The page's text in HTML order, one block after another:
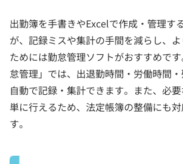
出勤簿を手書きやExcelで作成・管理す
が、記録ミスや集計の手間を減らし、
ためには勤怠管理ソフトがおすすめで
怠管理」では、出退勤時間・労働時間
自動で記録・集計できます。また、必
単に行えるため、法定帳簿の整備にも
す。